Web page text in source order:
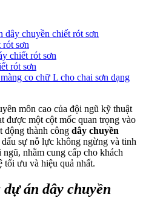
dây chuyền chiết rót sơn
sơn
chiết rót sơn
rót sơn
co chữ L cho chai sơn dạng
môn cao của đội ngũ kỹ thuật
được một cột mốc quan trọng vào
động thành công dây chuyền
sự nỗ lực không ngừng và tinh
nhằm cung cấp cho khách
tối ưu và hiệu quả nhất.
án dây chuyền